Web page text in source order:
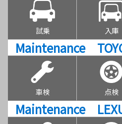
試乗 入庫
Maintenance
車検 点検
Maintenance